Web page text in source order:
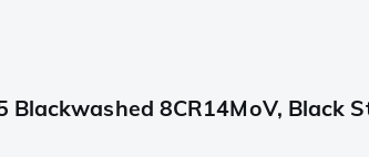
8CR14MoV, Black